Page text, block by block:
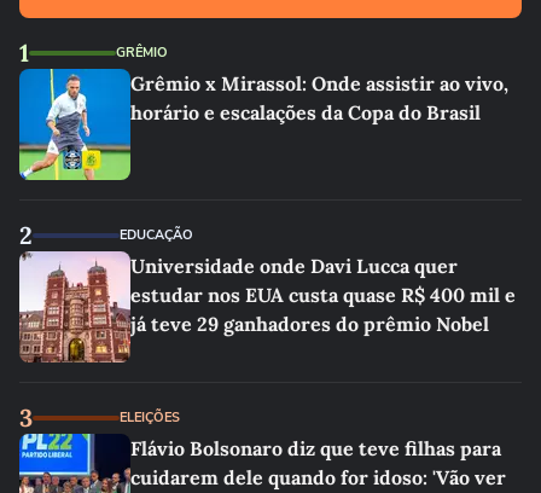
1 GRÊMIO
Grêmio x Mirassol: Onde assistir ao vivo,
horário e escalações da Copa do Brasil
2 EDUCAÇÃO
Universidade onde Davi Lucca quer
estudar nos EUA custa quase R$ 400 mil e
já teve 29 ganhadores do prêmio Nobel
3 ELEIÇÕES
Flávio Bolsonaro diz que teve filhas para
cuidarem dele quando for idoso: 'Vão ver